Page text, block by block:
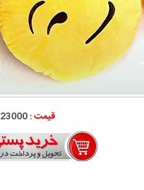
قیمت :23000 تومان